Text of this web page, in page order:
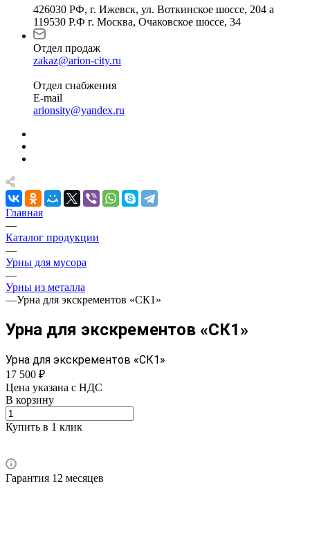
426030 РФ, г. Ижевск, ул. Воткинское шоссе, 204 а
119530 Р.Ф г. Москва, Очаковское шоссе, 34
Отдел продаж
zakaz@arion-city.ru
Отдел снабжения
E-mail
arionsity@yandex.ru
Главная
—
Каталог продукции
—
Урны для мусора
—
Урны из металла
—Урна для экскрементов «СК1»
Урна для экскрементов «СК1»
Урна для экскрементов «СК1»
17 500 ₽
Цена указана с НДС
В корзину
Купить в 1 клик
Гарантия 12 месяцев